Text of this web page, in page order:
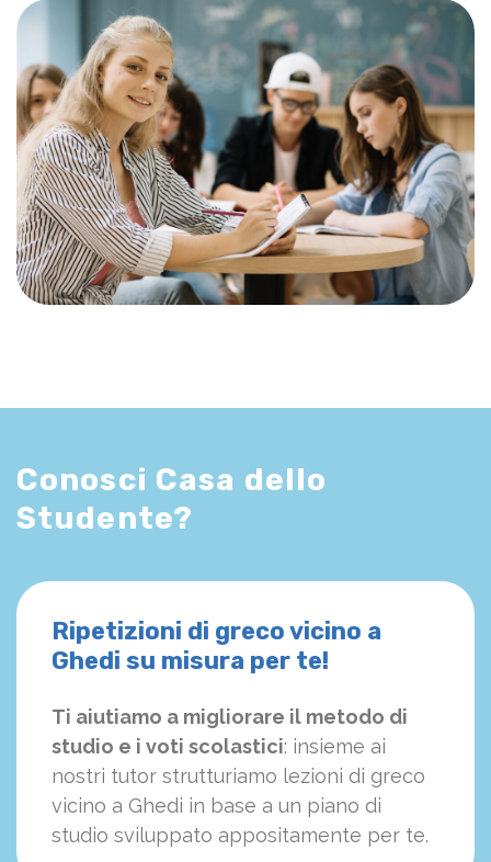
Conosci Casa dello
Studente?
Ripetizioni di greco vicino a
Ghedi su misura per te!
Ti aiutiamo a migliorare il metodo di
studio e i voti scolastici: insieme ai
nostri tutor strutturiamo lezioni di greco
vicino a Ghedi in base a un piano di
studio sviluppato appositamente per te.